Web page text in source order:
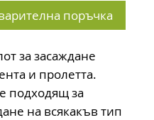
поръчка
за засаждане
и пролетта.
подходящ за
на всякакъв тип